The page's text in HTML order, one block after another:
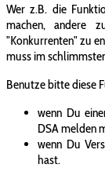
Wer z.B. die
machen, andere
"Konkurrenten" zu
muss im
Benutze bitte diese
wenn Du
DSA melden
wenn Du
hast.